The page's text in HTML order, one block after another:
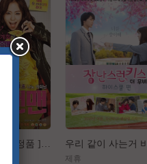
제휴